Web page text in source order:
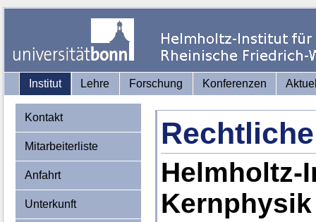
Institut Lehre Forschung Konferenzen
Kontakt
Mitarbeiterliste
Anfahrt
Unterkunft
Helmholtz-
Kernphysik